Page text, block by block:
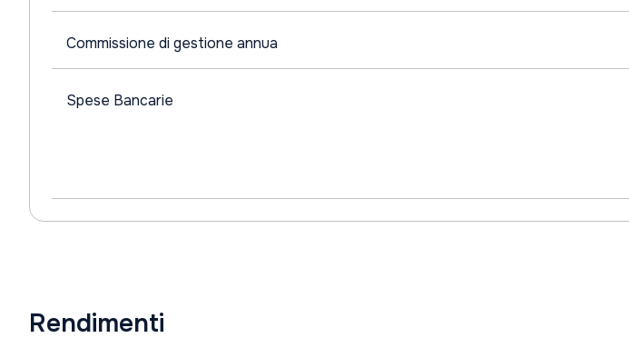
Commissione di gestione annua
Spese Bancarie
Rendimenti